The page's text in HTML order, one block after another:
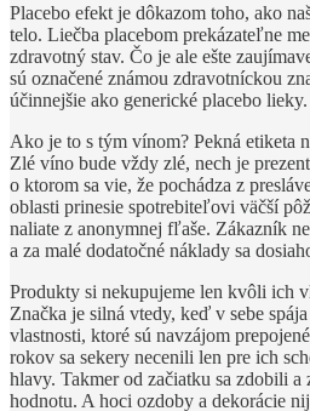
Placebo efekt je dôkazom toho, ako
telo. Liečba placebom prekázateľne
zdravotný stav. Čo je ale ešte
sú označené známou zdravotníckou
účinnejšie ako generické placebo lieky.
Ako je to s tým vínom? Pekná etiketa
Zlé víno bude vždy zlé, nech je
o ktorom sa vie, že pochádza z
oblasti prinesie spotrebiteľovi väčší
naliate z anonymnej fľaše. Zákazník
a za malé dodatočné náklady sa
Produkty si nekupujeme len kvôli ich
Značka je silná vtedy, keď v sebe
vlastnosti, ktoré sú navzájom
rokov sa sekery necenili len pre ich
hlavy. Takmer od začiatku sa zdobili
hodnotu. A hoci ozdoby a dekorácie